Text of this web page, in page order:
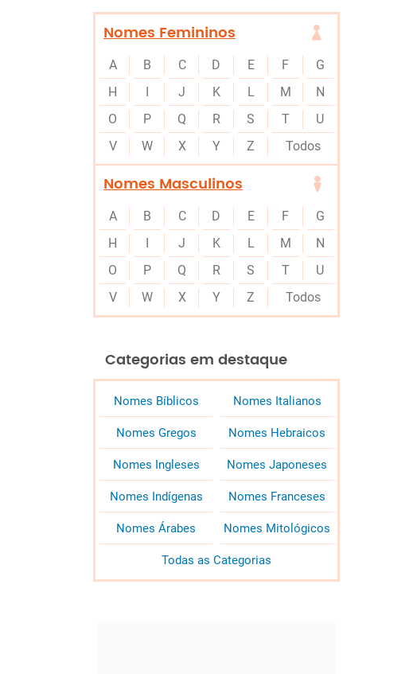
Nomes Femininos
A B C D E F
G
H
I J K L M
N
O
P Q R S T
U
V
W X Y Z Todos
Nomes Masculinos
A B C D E F
G
H
I J K L M
N
O
P Q R S T
U
V
W X Y Z Todos
Categorias em destaque
Nomes Bíblicos Nomes Italianos
Nomes Gregos Nomes Hebraicos
Nomes Ingleses Nomes Japoneses
Nomes Indígenas Nomes Franceses
Nomes Árabes Nomes Mitológicos
Todas as Categorias